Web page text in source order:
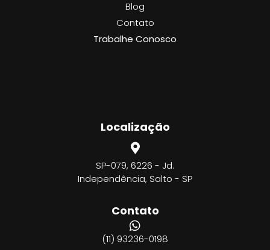
Blog
Contato
Trabalhe Conosco
Localização
SP-079, 6226 - Jd.
Independência, Salto - SP
Contato
(11) 93236-0198